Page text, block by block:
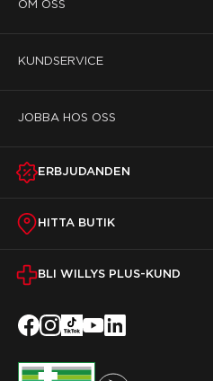
OM OSS
KUNDSERVICE
JOBBA HOS OSS
ERBJUDANDEN
HITTA BUTIK
BLI WILLYS PLUS-KUND